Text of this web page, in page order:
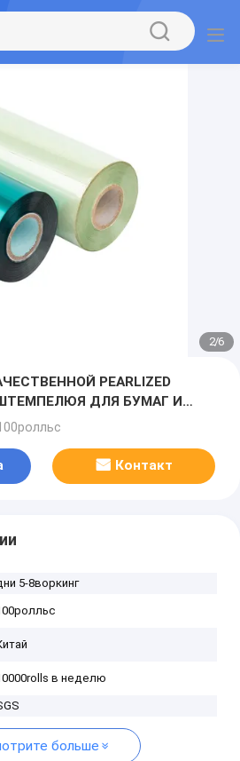
2/6
PEARLIZED
ДЛЯ БУМАГ И
Контакт
5-8воркинг
в неделю
больше